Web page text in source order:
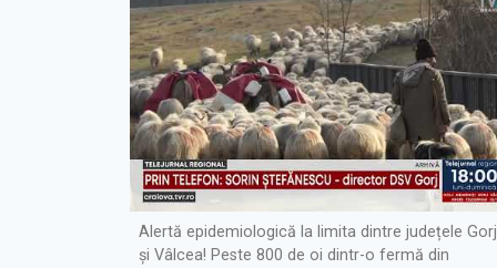
Alertă epidemiologică la limita dintre județele Gorj
și Vâlcea! Peste 800 de oi dintr-o fermă din